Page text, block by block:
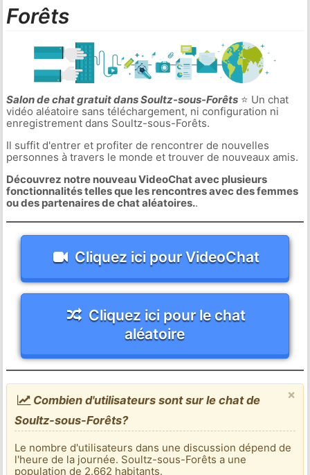
Forêts
Salon de chat gratuit dans Soultz-sous-Forêts⭐ Un chat
vidéo aléatoire sans téléchargement, ni configuration ni
enregistrement dans Soultz-sous-Forêts.
Il suffit d'entrer et profiter de rencontrer de nouvelles
personnes à travers le monde et trouver de nouveaux amis.
Découvrez notre nouveau VideoChat avec plusieurs
fonctionnalités telles que les rencontres avec des femmes
ou des partenaires de chat aléatoires..
Cliquez ici pour VideoChat
Cliquez ici pour le chat
aléatoire
×
Combien d'utilisateurs sont sur le chat de
Soultz-sous-Forêts?
Le nombre d'utilisateurs dans une discussion dépend de
l'heure de la journée. Soultz-sous-Forêts a une
population de 2.662 habitants.